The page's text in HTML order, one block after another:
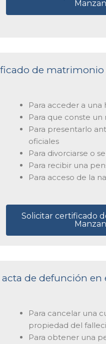
de matrimonio
Para acceder a una
Para que conste
Para presentarlo
oficiales
Para divorciarse o
Para recibir una
Para acceso de la
Solicitar certificado
de defunción en
Para cancelar una
propiedad del
Para obtener una